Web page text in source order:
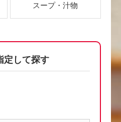
スープ・汁物
定して探す